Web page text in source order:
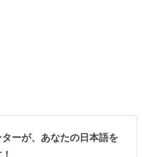
ーが、あなたの日本語を